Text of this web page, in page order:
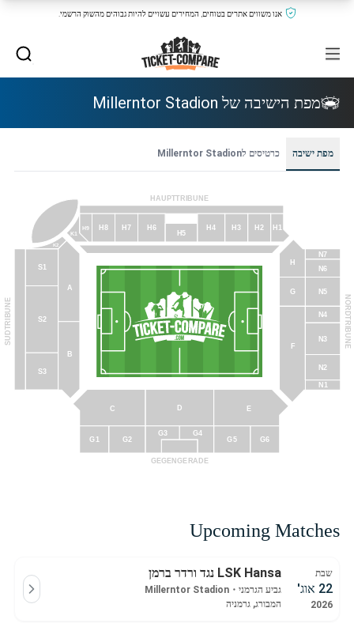
אנו משווים אתרים בטוחים, המחירים עשויים להיות גבוהים מהשוק הרשמי.
מפת הישיבה של Millerntor Stadion
מפת ישיבה כרטיסים לMillerntor Stadion
A
B
C D E
F
G
H
H1
H2
H3
H4
H5
H6
H7
H8
H9
N1
N2
N3
N4
N5
N6
N7
G1 G2
G3 G4
G5 G6
S1
S2
S3
K1
K2
HAUPTTRIBUNE
GEGENGERADE
SUDTRIBUNE NORDTRIBUNE
Upcoming Matches
שבת
22 אוג'
2026
LSK Hansa נגד ורדר ברמן
גביע הגרמני ・
Millerntor Stadion
המבורג, גרמניה